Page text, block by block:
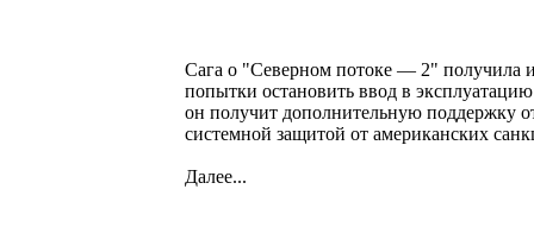
Сага о "Северном потоке — 2" получила
попытки остановить ввод в
он получит дополнительную поддержку
системной защитой от американских
Далее...